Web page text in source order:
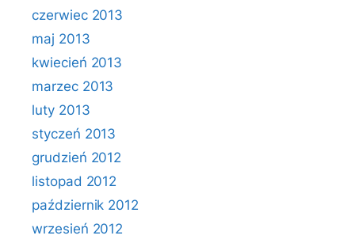
czerwiec 2013
maj 2013
kwiecień 2013
marzec 2013
luty 2013
styczeń 2013
grudzień 2012
listopad 2012
październik 2012
wrzesień 2012